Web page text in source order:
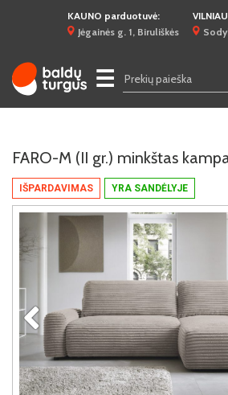
KAUNO parduotuvė:
Jėgainės g. 1, Biruliškės
☰
IŠPARDAVIMAS YRA SANDĖLYJE
FARO-M (II gr.) minkštas